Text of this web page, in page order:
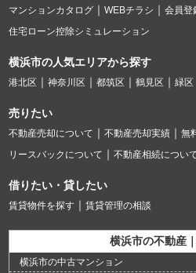
マンションカタログ
WEBチラシ 会員登
住宅ローン控除シミュレーション
横浜市の人気エリアから探す
港北区 神奈川区 都筑区 鶴見区 緑区
売りたい
不動産売却について 不動産売却実績
無
リースバックについて
不動産相続につい
借りたい・貸したい
賃貸物件を探す 賃貸管理の相談
横浜市の不動産
横浜市の中古マンション